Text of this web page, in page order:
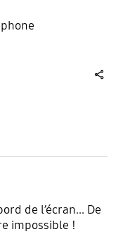
de l’écran... De
impossible !